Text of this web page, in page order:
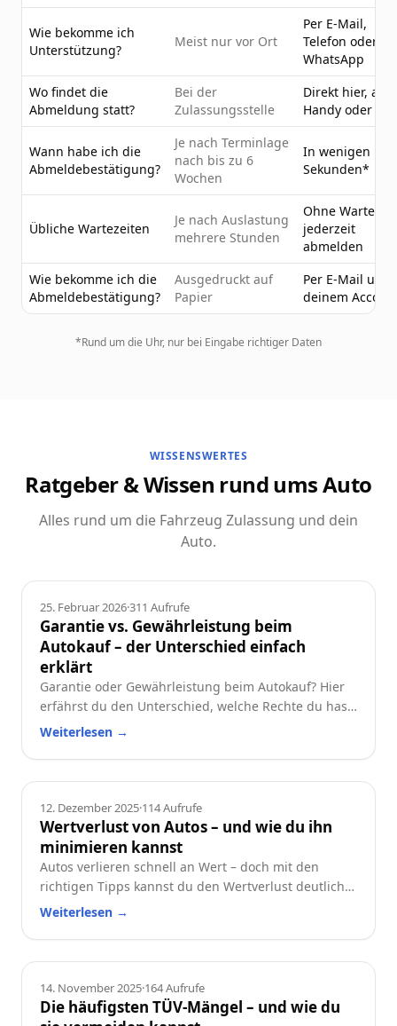
Wie bekomme ich
Unterstützung?
Meist nur vor Ort
Per E-Mail,
Telefon oder
WhatsApp
Wo findet die
Abmeldung statt?
Bei der
Zulassungsstelle
Direkt hier, am
Handy oder PC
Wann habe ich die
Abmeldebestätigung?
Je nach Terminlage
nach bis zu 6
Wochen
In wenigen
Sekunden*
Übliche Wartezeiten
Je nach Auslastung
mehrere Stunden
Ohne Wartezeit
jederzeit
abmelden
Wie bekomme ich die
Abmeldebestätigung?
Ausgedruckt auf
Papier
Per E-Mail und
deinem
*Rund um die Uhr, nur bei Eingabe richtiger Daten
WISSENSWERTES
Ratgeber & Wissen rund ums Auto
Alles rund um die Fahrzeug Zulassung und dein
Auto.
Ratgeber
25. Februar 2026·311 Aufrufe
Garantie vs. Gewährleistung beim
Autokauf – der Unterschied einfach
erklärt
Garantie oder Gewährleistung beim Autokauf? Hier
erfährst du den Unterschied, welche Rechte du hast
und worauf du beim Neu- oder Gebrauchtwagen
Weiterlesen →
Ratgeber
12. Dezember 2025·114Aufrufe
Wertverlust von Autos – und wie du ihn
minimieren kannst
Autos verlieren schnell an Wert – doch mit den
richtigen Tipps kannst du den Wertverlust deutlich
reduzieren. Erfahre, welche Faktoren besonders
wertstabil hältst.
Weiterlesen →
Ratgeber
14. November 2025·164Aufrufe
Die häufigsten TÜV-Mängel – und wie du